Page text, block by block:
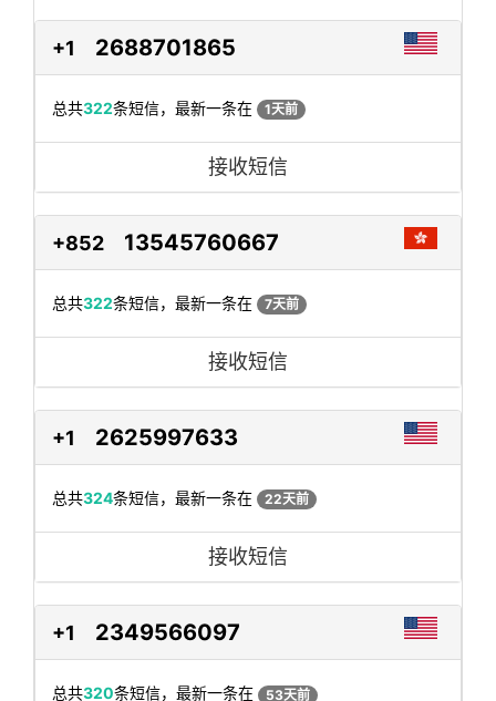
+1 2688701865
总共322条短信，最新一条在 1天前
接收短信
+852 13545760667
总共322条短信，最新一条在 7天前
接收短信
+1 2625997633
总共324条短信，最新一条在 22天前
接收短信
+1 2349566097
总共320条短信，最新一条在 53天前